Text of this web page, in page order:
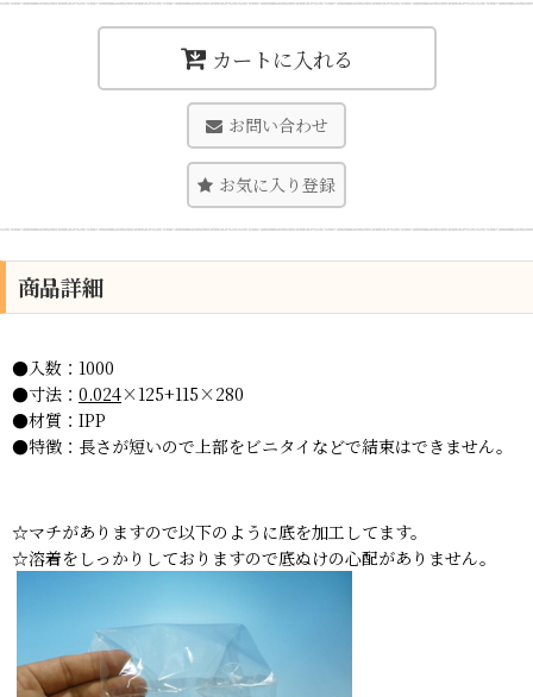
カートに入れる
お問い合わせ
お気に入り登録
商品詳細
●入数：1000
●寸法： 0.024×125+115×280
●材質：IPP
●特徴：長さが短いので上部をビニタイなどで結束はできません。
☆マチがありますので以下のように底を加工してます。
☆溶着をしっかりしておりますので底ぬけの心配がありません。